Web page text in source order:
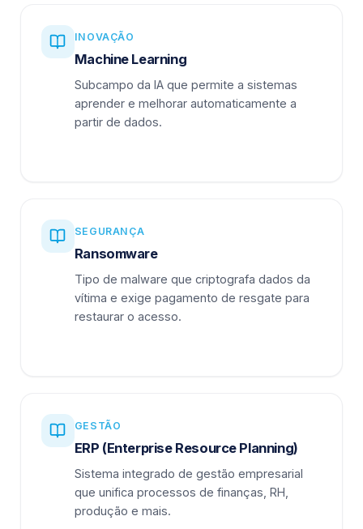
INOVAÇÃO
Machine Learning
Subcampo da IA que permite a sistemas
aprender e melhorar automaticamente a
partir de dados.
SEGURANÇA
Ransomware
Tipo de malware que criptografa dados da
vítima e exige pagamento de resgate para
restaurar o acesso.
GESTÃO
ERP (Enterprise Resource Planning)
Sistema integrado de gestão empresarial
que unifica processos de finanças, RH,
produção e mais.